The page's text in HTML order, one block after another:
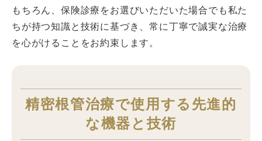
もちろん、保険診療をお選びいただいた場合でも私た
ちが持つ知識と技術に基づき、常に丁寧で誠実な治療
を心がけることをお約束します。
精密根管治療で使用する先進的
な機器と技術